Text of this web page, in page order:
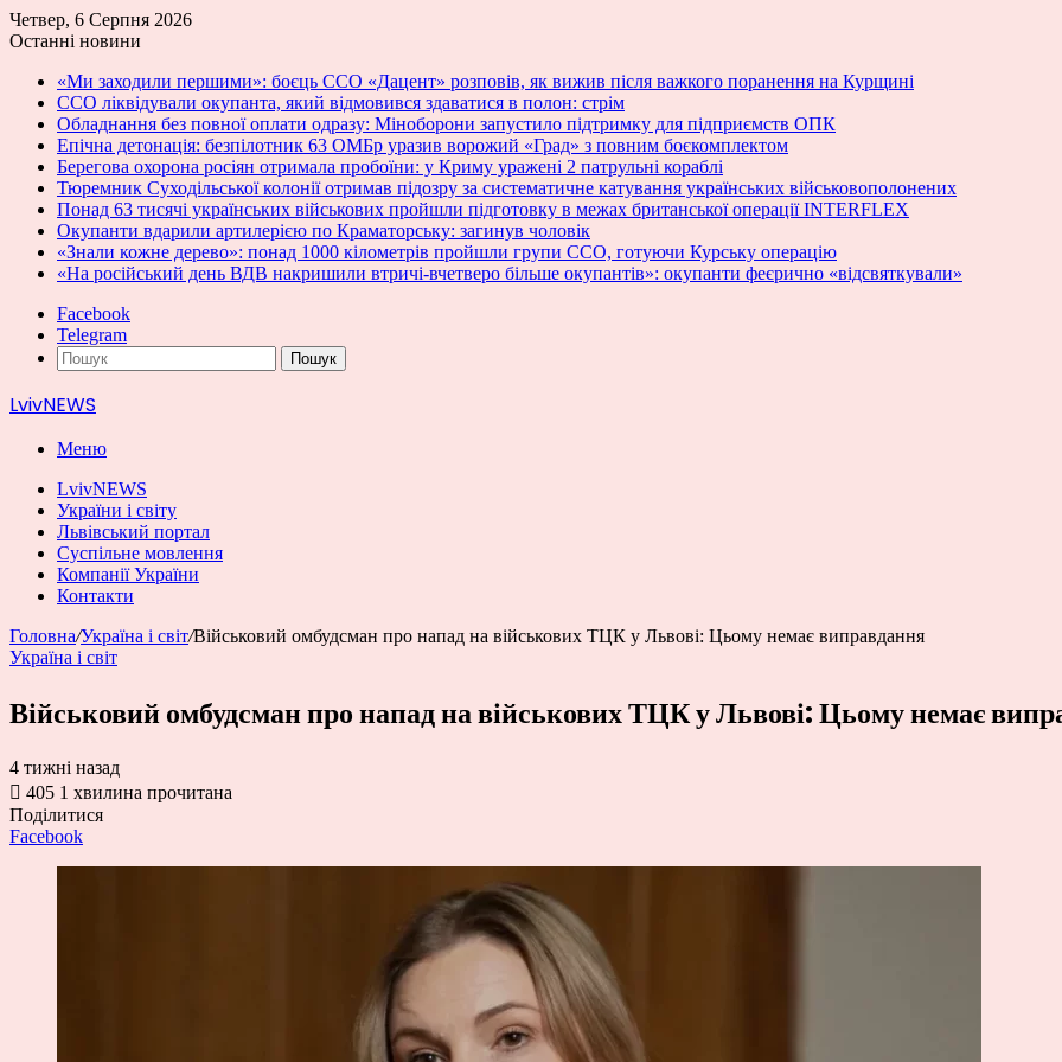
Четвер, 6 Серпня 2026
Останні новини
«Ми заходили першими»: боєць ССО «Дацент» розповів, як вижив після важкого поранення на Курщині
ССО ліквідували окупанта, який відмовився здаватися в полон: стрім
Обладнання без повної оплати одразу: Міноборони запустило підтримку для підприємств ОПК
Епічна детонація: безпілотник 63 ОМБр уразив ворожий «Град» з повним боєкомплектом
Берегова охорона росіян отримала пробоїни: у Криму уражені 2 патрульні кораблі
Тюремник Суходільської колонії отримав підозру за систематичне катування українських військовополонених
Понад 63 тисячі українських військових пройшли підготовку в межах британської операції INTERFLEX
Окупанти вдарили артилерією по Краматорську: загинув чоловік
«Знали кожне дерево»: понад 1000 кілометрів пройшли групи ССО, готуючи Курську операцію
«На російський день ВДВ накришили втричі-вчетверо більше окупантів»: окупанти феєрично «відсвяткували»
Facebook
Telegram
Пошук
LvivNEWS
Меню
LvivNEWS
України і світу
Львівський портал
Суспільне мовлення
Компанії України
Контакти
Головна/Україна і світ/Військовий омбудсман про напад на військових ТЦК у Львові: Цьому немає виправдання
Україна і світ
Військовий омбудсман про напад на військових ТЦК у Львові: Цьому немає
4 тижні назад
405 1 хвилина прочитана
Поділитися
Facebook